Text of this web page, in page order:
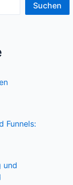
Suchen
Funnels:
und